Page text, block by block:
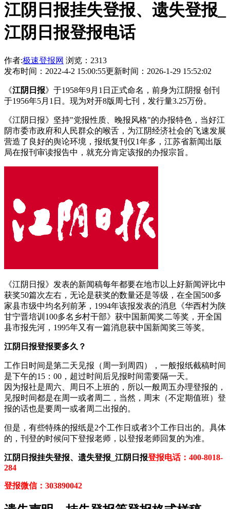
江阴日报挂失登报、遗失登报_
江阴日报登报电话
作者:极速登报网 浏览：2313
发布时间：2022-4-2 15:00:55更新时间：2026-1-29 15:52:02
《江阴日报》于1958年9月1日正式命名，前身为江阴报 创刊
于1956年5月1日。现为对开8版周七刊，发行量3.25万份。
《江阴日报》坚持"党报性质、晚报风格"的办报特色，当好江
阴市委市政府和人民群众的喉舌，为江阴经济社会的飞速发展
营造了良好的舆论环境，报纸复刊仅1年多，江苏省新闻出版
局在报刊审读报告中，就充分肯定该报的办报宗旨。
《江阴日报》发表的新闻稿每年都要在地市以上好新闻评比中
获奖50篇次左右，无论是获奖的数量还是等级，在全国500多
家县市级中均名列前茅，1994年该报发表的消息《华西村为陕
甘宁晋培训100多名乡村干部》获中国新闻奖二等奖，开全国
县市报先河，1995年又有一篇消息获中国新闻奖三等奖。
江阴日报登报要多久？
工作日时间是第二天见报（周一到周四），一般报纸截稿时间
是下午的15：00，超过时间后见报时间需要隔一天。
因为报社是周六、周日不上班的，所以一般周五办理登报的，
见报时间都是在周一或者周二，当然，周末（不定期值班）登
报的话也是要周一或者周二出报的。
但是，有些特殊的报纸是2个工作日或者3个工作日出的。具体
的，刊登的时候问下登报老师，以登报老师回复的为准。
江阴日报挂失登报、遗失登报_江阴日报登报电话：400-8018-
284
登报微信：303890042